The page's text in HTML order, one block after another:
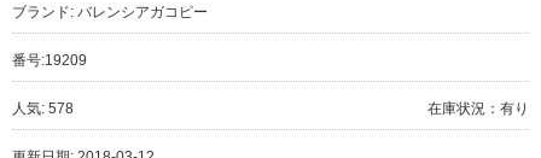
ブランド: バレンシアガコピー
番号:19209
人気: 578 在庫状況：有り